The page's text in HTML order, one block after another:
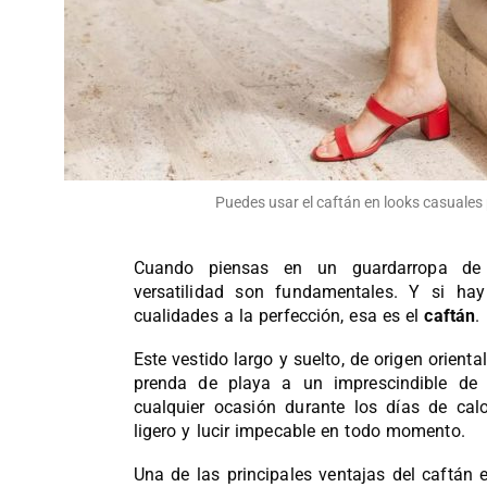
Puedes usar el caftán en looks
Cuando piensas en un guardarropa
versatilidad son fundamentales. Y si
cualidades a la perfección, esa es elcaftán.
Este vestido largo y suelto, de origen
prenda de playa a un imprescindible
cualquier ocasión durante los días de
ligero y lucir impecable en todo momento.
Una de las principales ventajas del caftán